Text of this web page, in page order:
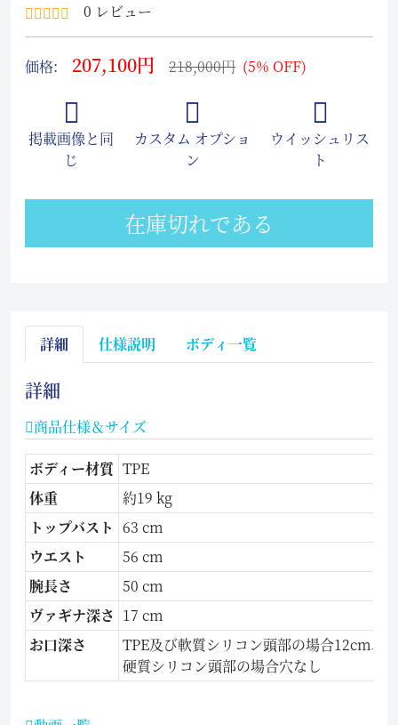
0 レビュー
価格: 207,100円 218,000円 (5% OFF)
掲載画像と同
じ
カスタム オプショ
ン
ウイッシュリス
ト
在庫切れである
詳細 仕様説明 ボディ一覧
詳細
商品仕様＆サイズ
ボディー材質 TPE
体重
約19 kg
トップバスト 63 cm
ウエスト
56 cm
腕長さ
50 cm
ヴァギナ深さ 17 cm
お口深さ
TPE及び軟質シリコン頭部の場合12cm、
硬質シリコン頭部の場合穴なし